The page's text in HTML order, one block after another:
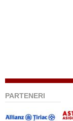
PARTENERI